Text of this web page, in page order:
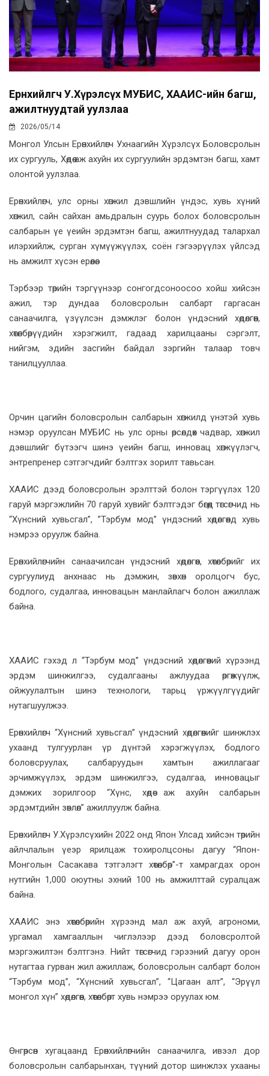
Ерөнхийлөгч У.Хүрэлсүх МУБИС, ХААИС-ийн багш,
ажилтнуудтай уулзлаа
2026/05/14
Монгол Улсын Ерөнхийлөгч Ухнаагийн Хүрэлсүх Боловсролын
их сургууль, Хөдөө аж ахуйн их сургуулийн эрдэмтэн багш, хамт
олонтой уулзлаа.
Ерөнхийлөгч, улс орны хөгжил дэвшлийн үндэс, хувь хүний
хөгжил, сайн сайхан амьдралын суурь болох боловсролын
салбарын үе үеийн эрдэмтэн багш, ажилтнуудад талархал
илэрхийлж, сурган хүмүүжүүлэх, соён гэгээрүүлэх үйлсэд
нь амжилт хүсэн ерөөлөө.
Тэрбээр төрийн тэргүүнээр сонгогдсоноосоо хойш хийсэн
ажил, тэр дундаа боловсролын салбарт гаргасан
санаачилга, үзүүлсэн дэмжлэг болон үндэсний хөдөлгөөн,
хөтөлбөрүүдийн хэрэгжилт, гадаад харилцааны сэргэлт,
нийгэм, эдийн засгийн байдал зэргийн талаар товч
танилцууллаа.
Орчин цагийн боловсролын салбарын хөгжилд үнэтэй хувь
нэмэр оруулсан МУБИС нь улс орны өрсөлдөх чадвар, хөгжил
дэвшлийг бүтээгч шинэ үеийн багш, инновац хөгжүүлэгч,
энтрепренер сэтгэгчдийг бэлтгэх зорилт тавьсан.
ХААИС дээд боловсролын эрэлттэй болон тэргүүлэх 120
гаруй мэргэжлийн 70 гаруй хувийг бэлтгэдэг бөгөөд төгсөгчид нь
“Хүнсний хувьсгал”, ”Тэрбум мод” үндэсний хөдөлгөөнд хувь
нэмрээ оруулж байна.
Ерөнхийлөгчийн санаачилсан үндэсний хөдөлгөөн, хөтөлбөрийг их
сургуулиуд анхнаас нь дэмжин, зөвхөн оролцогч бус,
бодлого, судалгаа, инновацын манлайлагч болон ажиллаж
байна.
ХААИС гэхэд л “Тэрбум мод” үндэсний хөдөлгөөний хүрээнд
эрдэм шинжилгээ, судалгааны ажлуудаа өргөжүүлж,
ойжуулалтын шинэ технологи, тарьц үржүүлгүүдийг
нутагшуулжээ.
Ерөнхийлөгч “Хүнсний хувьсгал” үндэсний хөдөлгөөнийг шинжлэх
ухаанд тулгуурлан үр дүнтэй хэрэгжүүлэх, бодлого
боловсруулах, салбаруудын хамтын ажиллагааг
эрчимжүүлэх, эрдэм шинжилгээ, судалгаа, инновацыг
дэмжих зорилгоор “Хүнс, хөдөө аж ахуйн салбарын
эрдэмтдийн зөвлөл” ажиллуулж байна.
Ерөнхийлөгч У.Хүрэлсүхийн 2022 онд Япон Улсад хийсэн төрийн
айлчлалын үеэр ярилцаж тохиролцсоны дагуу “Япон-
Монголын Сасакава тэтгэлэгт хөтөлбөр”-т хамрагдах орон
нутгийн 1,000 оюутны эхний 100 нь амжилттай суралцаж
байна.
ХААИС энэ хөтөлбөрийн хүрээнд мал аж ахуй, агрономи,
ургамал хамгааллын чиглэлээр дээд боловсролтой
мэргэжилтэн бэлтгэнэ. Нийт төгсөгчид гэрээний дагуу орон
нутагтаа гурван жил ажиллаж, боловсролын салбарт болон
“Тэрбум мод”, “Хүнсний хувьсгал”, “Цагаан алт”, “Эрүүл
монгол хүн” хөдөлгөөн, хөтөлбөрт хувь нэмрээ оруулах юм.
Өнгөрсөн хугацаанд Ерөнхийлөгчийн санаачилга, ивээл дор
боловсролын салбарынхан, түүний дотор шинжлэх ухааны